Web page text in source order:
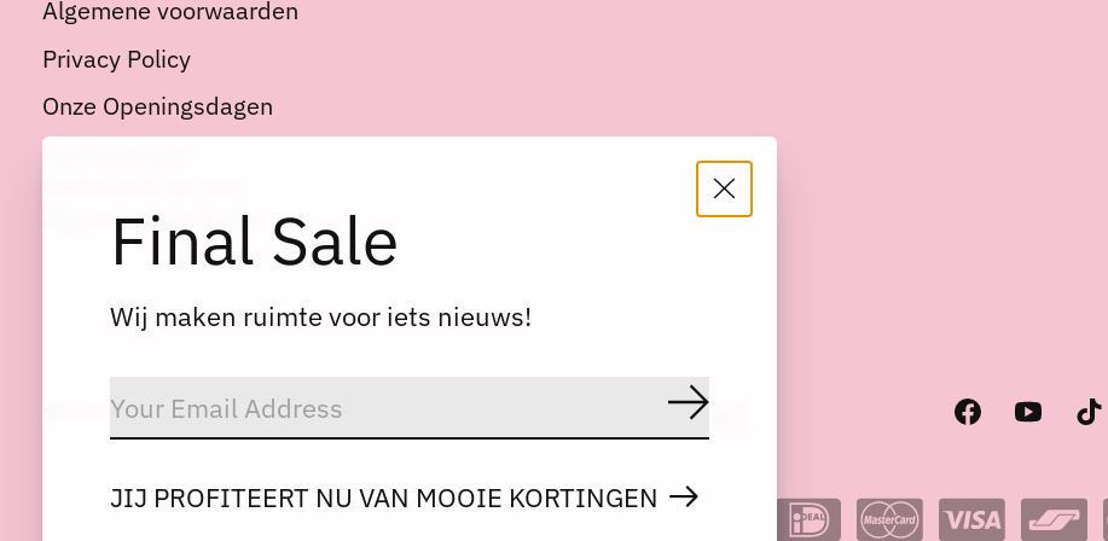
Algemene voorwaarden
Privacy Policy
Onze Openingsdagen
afgeprijsde artikelen
© Copyright 2026 Dresscode RSS-feed
Final Sale
Wij maken ruimte voor iets nieuws!
Abonneer
JIJ PROFITEERT NU VAN MOOIE KORTINGEN